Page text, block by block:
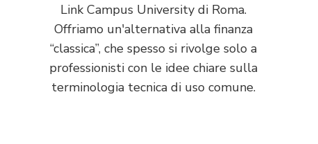
Link Campus University di Roma.
Offriamo un'alternativa alla finanza
“classica”, che spesso si rivolge solo a
professionisti con le idee chiare sulla
terminologia tecnica di uso comune.